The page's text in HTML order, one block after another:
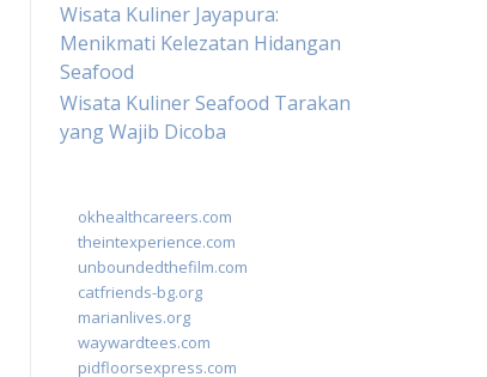
Wisata Kuliner Jayapura:
Menikmati Kelezatan Hidangan
Seafood
Wisata Kuliner Seafood Tarakan
yang Wajib Dicoba
okhealthcareers.com
theintexperience.com
unboundedthefilm.com
catfriends-bg.org
marianlives.org
waywardtees.com
pidfloorsexpress.com